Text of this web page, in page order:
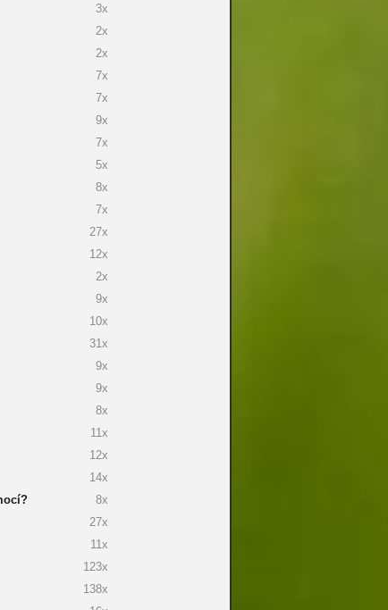
3x
2x
2x
7x
7x
9x
7x
5x
8x
7x
27x
12x
2x
9x
10x
31x
9x
9x
8x
11x
12x
14x
8x
27x
11x
123x
138x